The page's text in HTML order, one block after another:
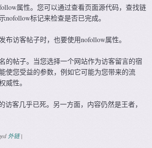
属性。您可以通过查看页面源代码，查找链
nofollow标记来检查是否已完成。
布访客帖子时，也要使用nofollow属性。
的帖子。当您选择一个网站作为访客留言的宿
使您受益的参数，例如它可能为您带来的流
威性。
访客几乎已死。另一方面，内容仍然是王者，
外链 |